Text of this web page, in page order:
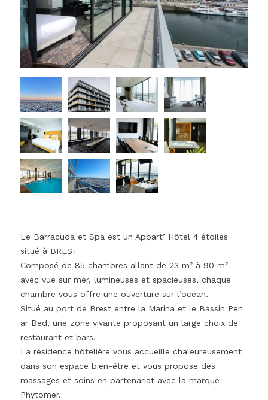
Le Barracuda et Spa est un Appart’ Hôtel 4 étoiles
situé à BREST
Composé de 85 chambres allant de 23 m² à 90 m²
avec vue sur mer, lumineuses et spacieuses, chaque
chambre vous offre une ouverture sur l’océan.
Situé au port de Brest entre la Marina et le Bassin Pen
ar Bed, une zone vivante proposant un large choix de
restaurant et bars.
La résidence hôtelière vous accueille chaleureusement
dans son espace bien-être et vous propose des
massages et soins en partenariat avec la marque
Phytomer.